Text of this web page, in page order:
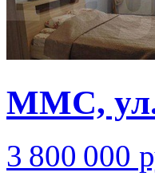
ММС, ул.
3 800 000